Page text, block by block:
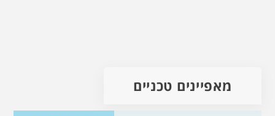
מאפיינים טכניים